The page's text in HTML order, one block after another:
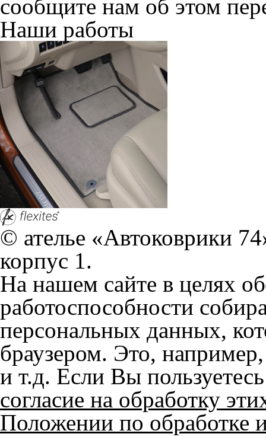
© ателье «Автоковрики
корпус 1.
На нашем сайте в целях
работоспособности
персональных данных,
браузером. Это,
и т.д. Если Вы
согласие на обработку
Положении по обработке
+7 (351) 277 91 67